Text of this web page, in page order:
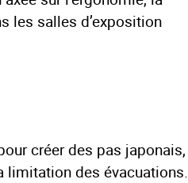
les salles d’exposition
créer des pas japonais,
limitation des évacuations.